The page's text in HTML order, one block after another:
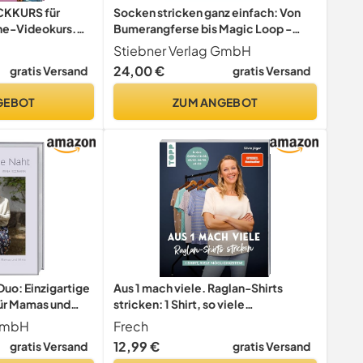
für
Videokurs.
schönsten
Grundlagen
gratis Versand
Socken stricken ganz einfach: Von
Bumerangferse bis Magic Loop -
Stricktechniken, Nadelarten und
Anleitungen. Socken stricken für
Anfänger & Strickanleitung Socken.
machen
Stiebner Verlag GmbH
24,00 €
gratis Versand
ZUM ANGEBOT
Einzigartige
Mamas und
Down
für
Pullover
gratis Versand
Aus 1 mach viele. Raglan-Shirts
stricken: 1 Shirt, so viele
Möglichkeiten! In den Größen 36/38,
40/42, 44/46, 48/50
Frech
12,99 €
gratis Versand